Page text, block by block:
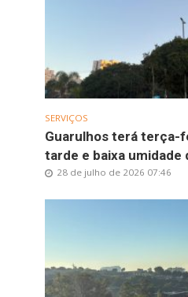
SERVIÇOS
Guarulhos terá terça-
tarde e baixa umidade
28 de julho de 2026 07:46